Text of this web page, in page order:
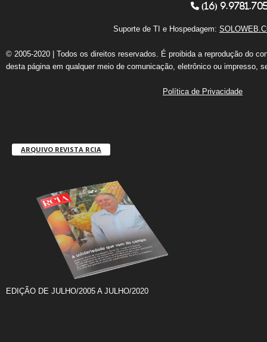
(16)
Suporte de TI e Hospedagem:
© 2005-2020 | Todos os direitos reservados. É proibida a reprodução do
desta página em qualquer meio de comunicação, eletrônico ou impresso,
Política de Privacidade
ARQUIVO REVISTA RCIA
EDIÇÃO DE JULHO/2005 A JULHO/2020